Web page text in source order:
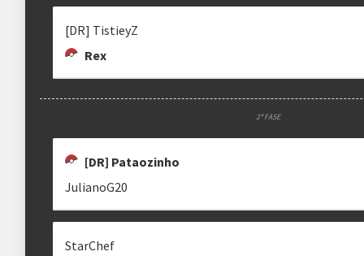
[DR] TistieyZ
Rex
2ª FASE
[DR] Pataozinho
JulianoG20
StarChef